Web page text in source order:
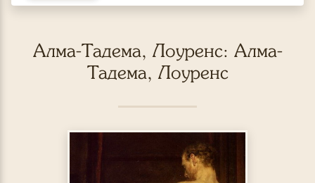
Алма-Тадема, Лоуренс: Алма-
Тадема, Лоуренс